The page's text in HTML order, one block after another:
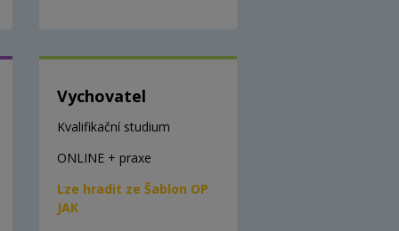
Vychovatel
Kvalifikační studium
ONLINE + praxe
Lze hradit ze Šablon OP
JAK